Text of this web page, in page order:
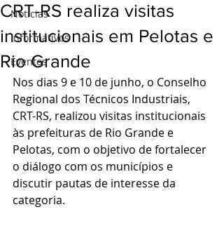
Notícias
Informativos
Eventos
CRT-RS realiza visitas
institucionais em Pelotas e
Rio Grande
Nos dias 9 e 10 de junho, o Conselho
Regional dos Técnicos Industriais,
CRT-RS, realizou visitas institucionais
às prefeituras de Rio Grande e
Pelotas, com o objetivo de fortalecer
o diálogo com os municípios e
discutir pautas de interesse da
categoria.